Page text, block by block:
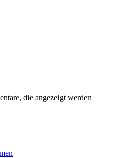
die angezeigt werden